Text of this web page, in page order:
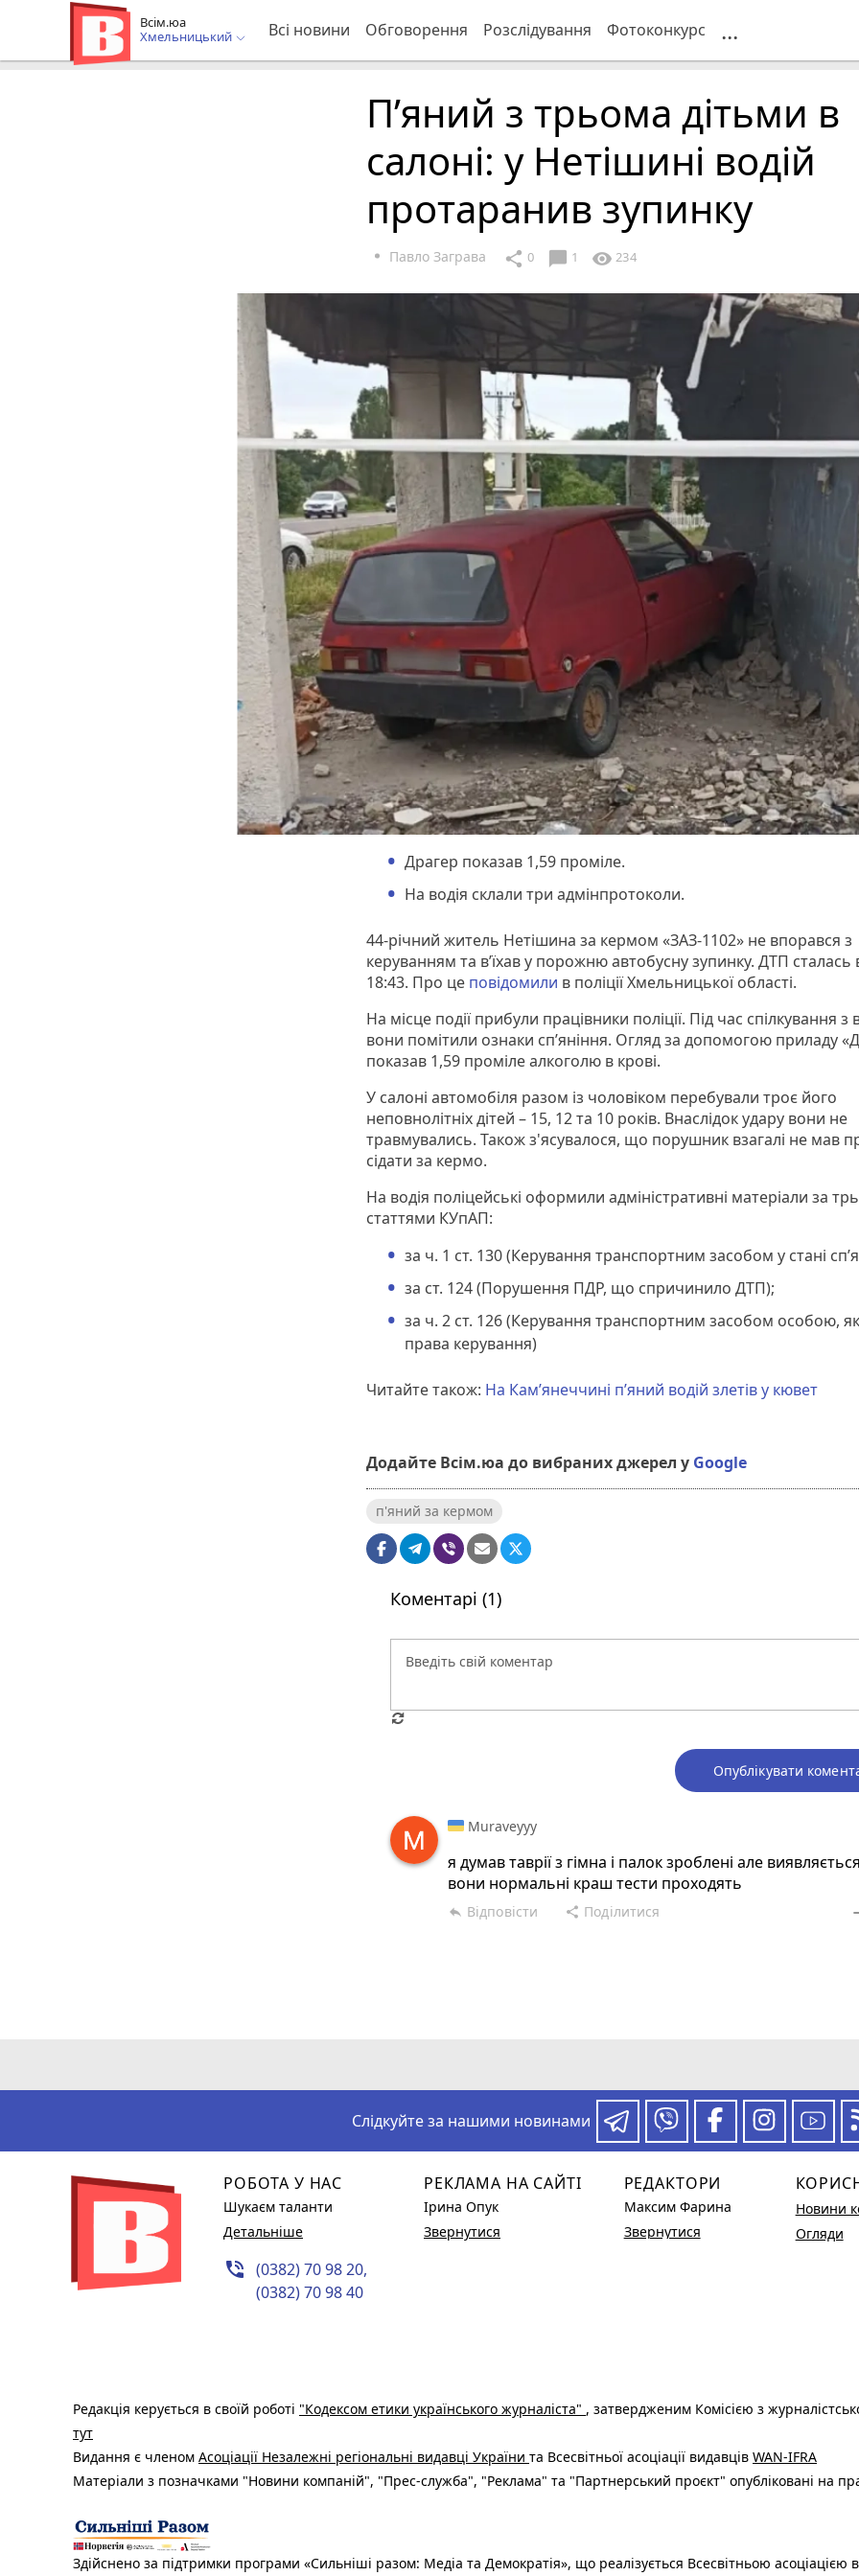
Всім.юа
Хмельницький
Всі новини Обговорення Розслідування Фотоконкурс ...
П’яний з трьома дітьми в
салоні: у Нетішині водій
протаранив зупинку
Павло Заграва share 0 chat_bubble 1 visibility 234
Драгер показав 1,59 проміле.
На водія склали три адмінпротоколи.
44-річний житель Нетішина за кермом «ЗАЗ-1102» не впорався з
керуванням та в’їхав у порожню автобусну зупинку. ДТП сталась
18:43. Про це повідомили в поліції Хмельницької області.
На місце події прибули працівники поліції. Під час спілкування з
вони помітили ознаки сп’яніння. Огляд за допомогою приладу
показав 1,59 проміле алкоголю в крові.
У салоні автомобіля разом із чоловіком перебували троє його
неповнолітніх дітей – 15, 12 та 10 років. Внаслідок удару вони не
травмувались. Також з'ясувалося, що порушник взагалі не мав
сідати за кермо.
На водія поліцейські оформили адміністративні матеріали за
статтями КУпАП:
за ч. 1 ст. 130 (Керування транспортним засобом у стані
за ст. 124 (Порушення ПДР, що спричинило ДТП);
за ч. 2 ст. 126 (Керування транспортним засобом особою,
права керування)
Читайте також: На Камʼянеччині п’яний водій злетів у кювет
Додайте Всім.юа до вибраних джерел у Google
п'яний за кермом
Коментарі (1)
Опублікувати
Muraveyyy
я думав таврії з гімна і палок зроблені але
вони нормальні краш тести проходять
reply Відповісти share Поділитися
Слідкуйте за нашими новинами
РОБОТА У НАС
Шукаєм таланти
Детальніше
phone_in_talk (0382) 70 98 20,
(0382) 70 98 40
РЕКЛАМА НА САЙТІ
Ірина Опук
Звернутися
РЕДАКТОРИ
Максим Фарина
Звернутися
Новини
Огляди
Редакція керується в своїй роботі "Кодексом етики українського журналіста" , затвердженим Комісією з
тут
Видання є членом Асоціації Незалежні регіональні видавці України та Всесвітньої асоціації видавців WAN-IFRA
Матеріали з позначками "Новини компаній", "Прес-служба", "Реклама" та "Партнерський проєкт" опубліковані на
Здійснено за підтримки програми «Сильніші разом: Медіа та Демократія», що реалізується Всесвітньою асоціацією